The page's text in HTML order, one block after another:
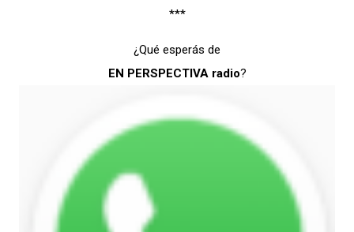
***
¿Qué esperás de
EN PERSPECTIVA radio?